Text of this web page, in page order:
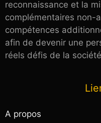
reconnaissance et la
complémentaires non-
compétences
afin de devenir une
réels défis de la
A propos